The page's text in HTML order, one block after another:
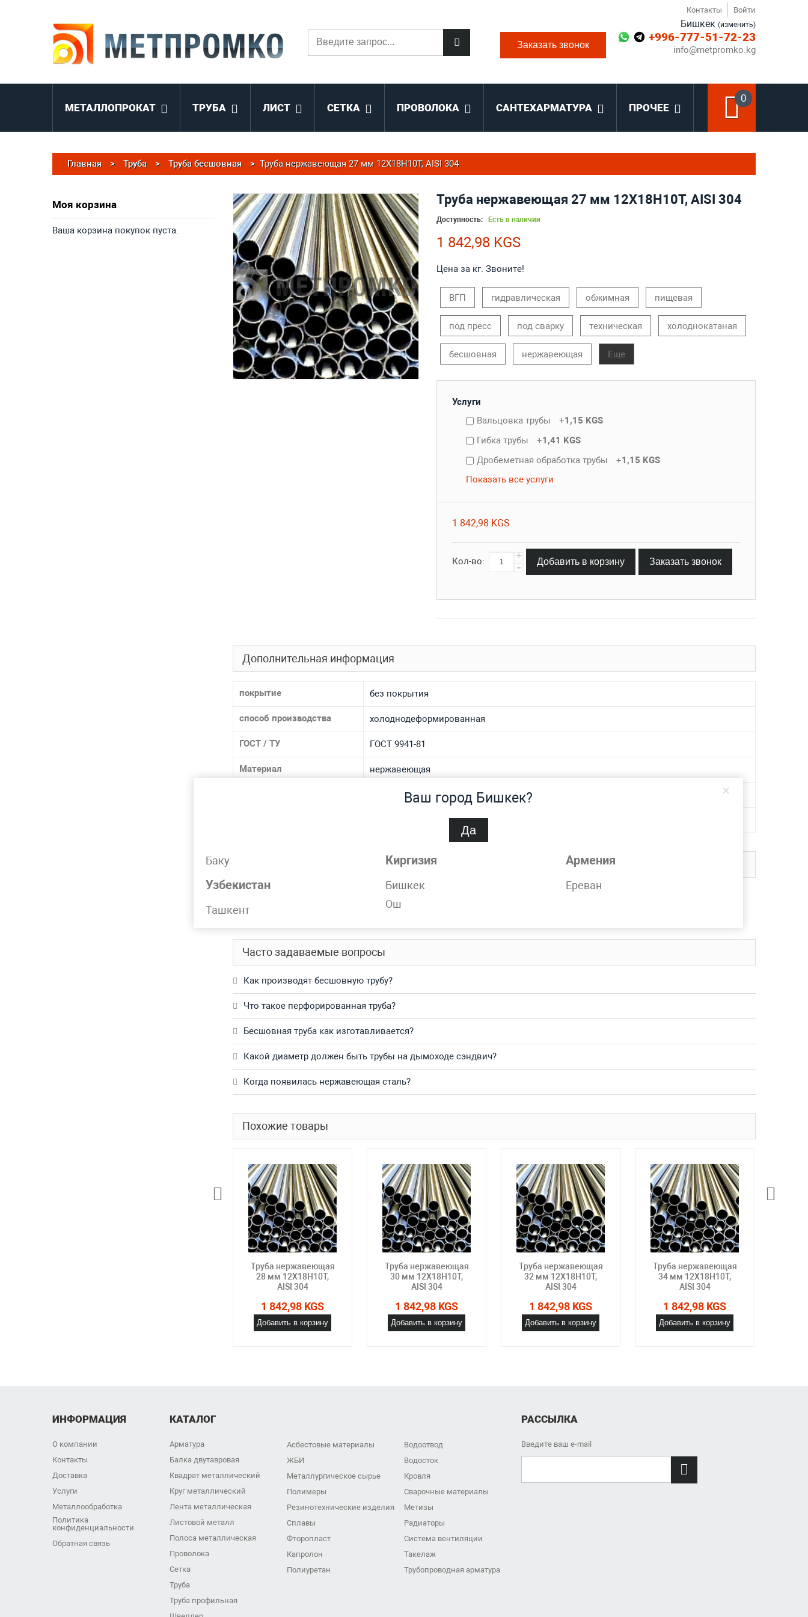
×
Ваш город Бишкек?
Да
Баку
Узбекистан
Ташкент
Киргизия
Бишкек
Ош
Армения
Ереван
Бишкек (изменить)
+996-777-51-72-23
info@metpromko.kg
Контакты Войти
Заказать звонок
0
МЕТАЛЛОПРОКАТ
ТРУБА ЛИСТ СЕТКА ПРОВОЛОКА САНТЕХАРМАТУРА ПРОЧЕЕ
Главная > Труба > Труба бесшовная > Труба нержавеющая 27 мм 12Х18Н10Т, AISI 304
Труба нержавеющая 27 мм 12Х18Н10Т, AISI 304
Доступность: Есть в наличии
1 842,98 KGS
Цена за кг. Звоните!
ВГП гидравлическая обжимная пищевая
под пресс под сварку техническая холоднокатаная
бесшовная нержавеющая Еще
Услуги
Вальцовка трубы
+1,15 KGS
Гибка трубы
+1,41 KGS
Дробеметная обработка трубы
+1,15 KGS
Показать все услуги
1 842,98 KGS
Кол-во: +
- Добавить в корзину Заказать звонок
Дополнительная информация
покрытие без покрытия
способ производства холоднодеформированная
ГОСТ / ТУ ГОСТ 9941-81
Материал нержавеющая
12Х18Н10Т, AISI 304, 08Х18Н10Т, AISI 321, 20Х13, AISI 316L, 08Х13
Труба нержавеющая 27 мм 12Х18Н10Т, AISI 304 бесшовная в наличии на складе компании MetPromKo.
Обращайтесь и получите выгодные цены за кг и самую быструю доставку в любой регион СНГ.
Часто задаваемые вопросы
Как производят бесшовную трубу?
Что такое перфорированная труба?
Бесшовная труба как изготавливается?
Какой диаметр должен быть трубы на дымоходе сэндвич?
Когда появилась нержавеющая сталь?
Похожие товары
Труба нержавеющая
28 мм 12Х18Н10Т,
AISI 304
1 842,98 KGS
Добавить в корзину
Труба нержавеющая
30 мм 12Х18Н10Т,
AISI 304
1 842,98 KGS
Добавить в корзину
Труба нержавеющая
32 мм 12Х18Н10Т,
AISI 304
1 842,98 KGS
Добавить в корзину
Труба нержавеющая
34 мм 12Х18Н10Т,
AISI 304
1 842,98 KGS
Добавить в корзину
Моя корзина
Ваша корзина покупок пуста.
ИНФОРМАЦИЯ
О компании
Контакты
Доставка
Услуги
Металлообработка
Политика
конфиденциальности
Обратная связь
КАТАЛОГ
Арматура
Балка двутавровая
Квадрат металлический
Круг металлический
Лента металлическая
Листовой металл
Полоса металлическая
Проволока
Сетка
Труба
Труба профильная
Асбестовые материалы
ЖБИ
Металлургическое сырье
Полимеры
Резинотехнические изделия
Сплавы
Фторопласт
Капролон
Полиуретан
Водоотвод
Водосток
Кровля
Сварочные материалы
Метизы
Радиаторы
Система вентиляции
Такелаж
Трубопроводная арматура
РАССЫЛКА
Введите ваш e-mail
